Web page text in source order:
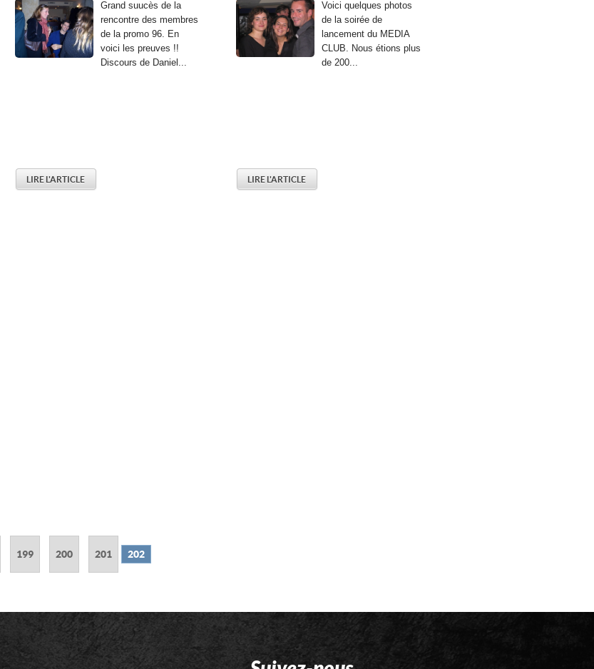
Grand suucès de la
rencontre des membres
de la promo 96. En
voici les preuves !!
Discours de Daniel...
LIRE L'ARTICLE
Voici quelques photos
de la soirée de
lancement du MEDIA
CLUB. Nous étions plus
de 200...
LIRE L'ARTICLE
199 200 201 202